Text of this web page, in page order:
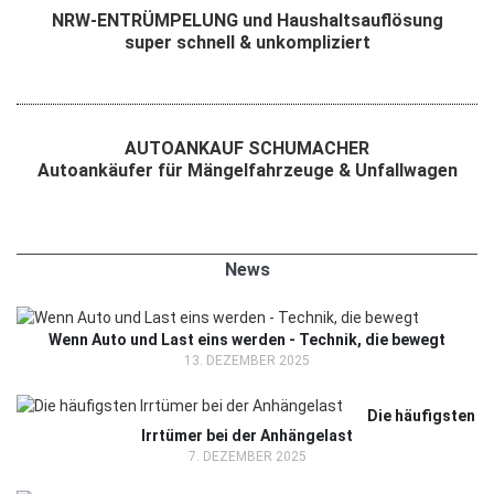
NRW-ENTRÜMPELUNG und Haushaltsauflösung
super schnell & unkompliziert
AUTOANKAUF SCHUMACHER
Autoankäufer für Mängelfahrzeuge & Unfallwagen
News
Wenn Auto und Last eins werden - Technik, die bewegt
13. DEZEMBER 2025
Die häufigsten
Irrtümer bei der Anhängelast
7. DEZEMBER 2025